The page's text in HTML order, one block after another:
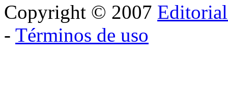
Copyright © 2007
- Términos de uso